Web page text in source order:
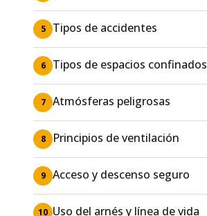
5 Tipos de accidentes
6 Tipos de espacios confinados
7 Atmósferas peligrosas
8 Principios de ventilación
9 Acceso y descenso seguro
10 Uso del arnés y línea de vida